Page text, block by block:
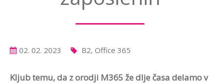
02. 02. 2023 B2, Office 365
Kljub temu, da z orodji M365 že dlje časa delamo v